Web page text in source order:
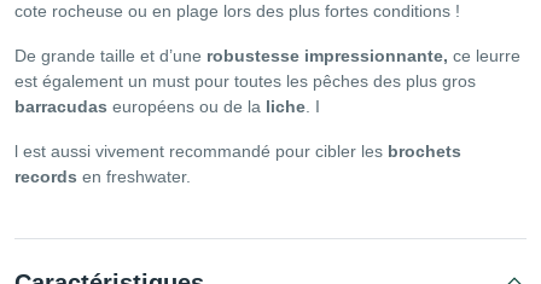
cote rocheuse ou en plage lors des plus fortes conditions !
De grande taille et d’une robustesse impressionnante, ce leurre
est également un must pour toutes les pêches des plus gros
barracudas européens ou de la liche . I
l est aussi vivement recommandé pour cibler les brochets
records en freshwater.